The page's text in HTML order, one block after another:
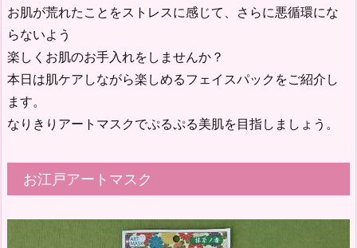
お肌が荒れたことをストレスに感じて、さらに悪循環にな
らないよう
楽しくお肌のお手入れをしませんか？
本日は肌ケアしながら楽しめるフェイスパックをご紹介し
ます。
なりきりアートマスクでぷるぷる美肌を目指しましょう。
お江戸アートマスク